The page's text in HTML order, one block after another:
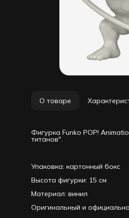
О товаре
Фигурка Funko POP!
титанов".
Упаковка: картонный бокс
Высота фигурки: 15 см
Материал: винил
Оригинальный и